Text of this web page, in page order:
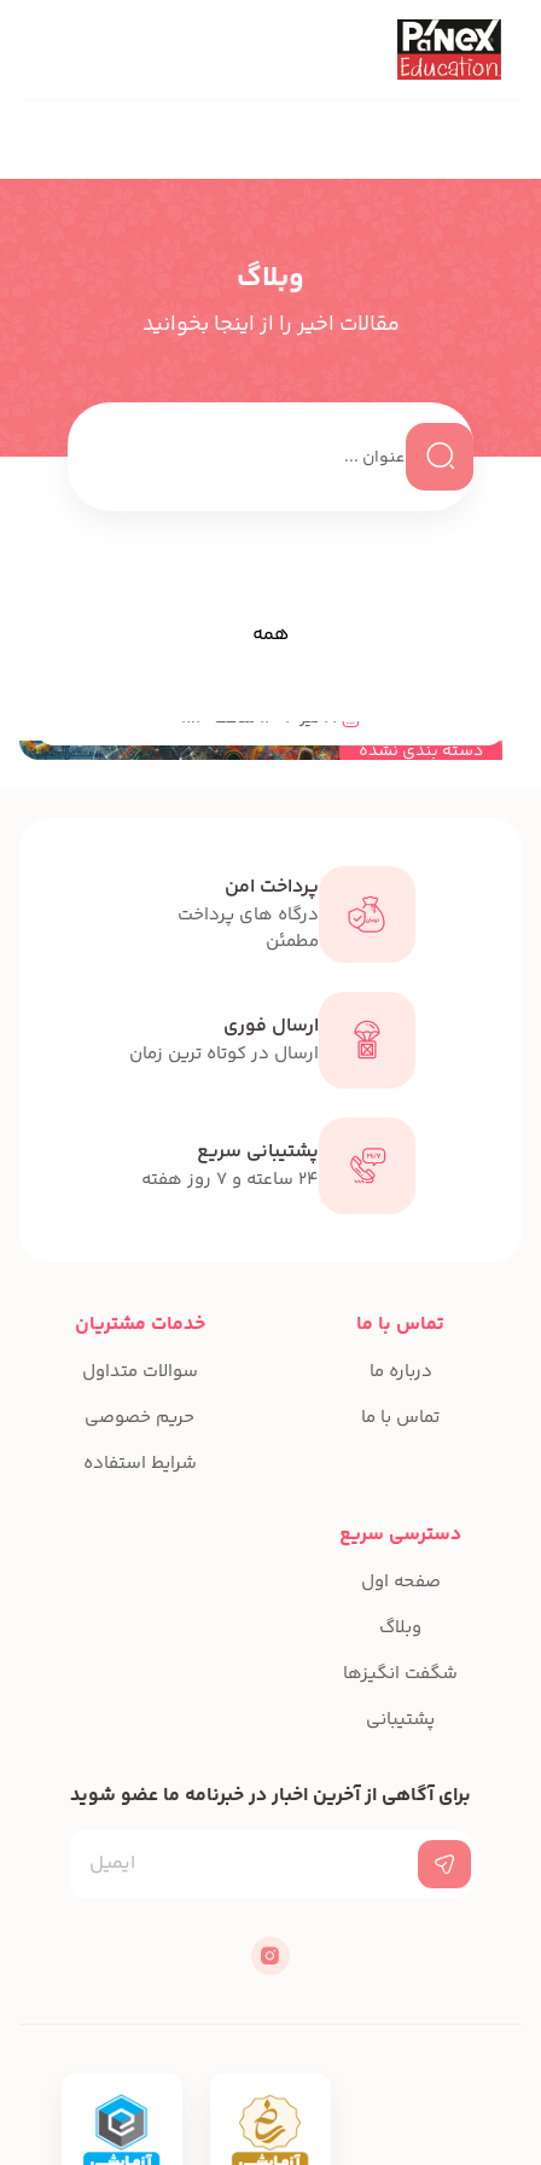
وبلاگ
مقالات اخیر را از اینجا بخوانید
همه
دسته بندی نشده
22 تیر 1404 ساعت 11:10
پرداخت امن
درگاه های پرداخت
مطمئن
ارسال فوری
ارسال در کوتاه ترین زمان
پشتیبانی سریع
24 ساعته و 7 روز هفته
تماس با ما
درباره ما
تماس با ما
خدمات مشتریان
سوالات متداول
حریم خصوصی
شرایط استفاده
دسترسی سریع
صفحه اول
وبلاگ
شگفت انگیزها
پشتیبانی
برای آگاهی از آخرین اخبار در خبرنامه ما عضو شوید